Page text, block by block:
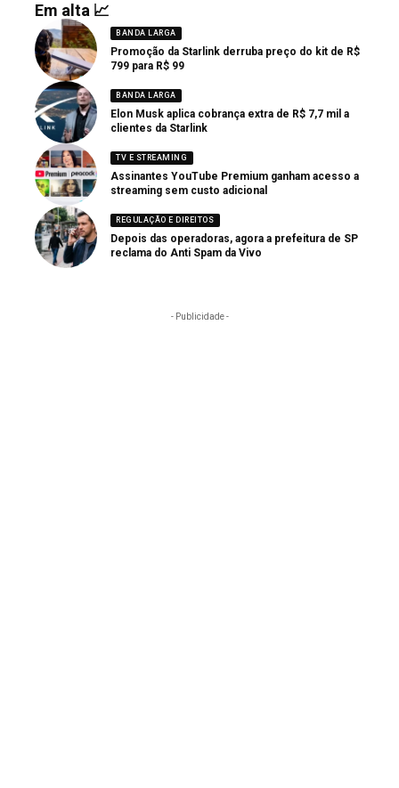
Em alta 📈
BANDA LARGA
Promoção da Starlink derruba preço do kit de R$
799 para R$ 99
BANDA LARGA
Elon Musk aplica cobrança extra de R$ 7,7 mil a
clientes da Starlink
TV E STREAMING
Assinantes YouTube Premium ganham acesso a
streaming sem custo adicional
REGULAÇÃO E DIREITOS
Depois das operadoras, agora a prefeitura de SP
reclama do Anti Spam da Vivo
- Publicidade -